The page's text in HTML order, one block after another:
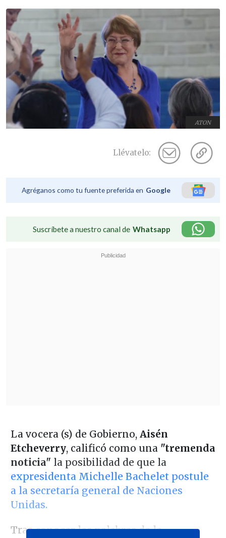
ATON
Llévatelo:
Agréganos como tu fuente preferida en Google
Suscríbete a nuestro canal de Whatsapp
La vocera (s) de Gobierno, Aisén
Etcheverry, calificó como una "tremenda
noticia" la posibilidad de que la
expresidenta Michelle Bachelet postule
a la secretaría general de Naciones
Unidas.
Tras conocer las palabras de la